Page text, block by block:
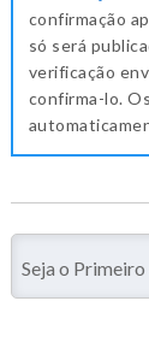
confirmação
só será
verificação
confirma-lo.